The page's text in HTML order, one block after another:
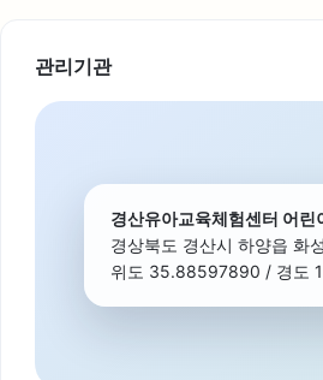
관리기관
경산유아교육체험센터 어린
경상북도 경산시 하양읍 화
위도 35.88597890 / 경도